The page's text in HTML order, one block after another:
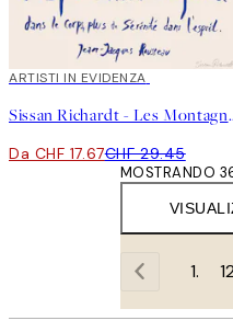
40%*
ARTISTI IN EVIDENZA
Sissan
Da CHF 17.67CHF 29.45
MOSTRANDO
1